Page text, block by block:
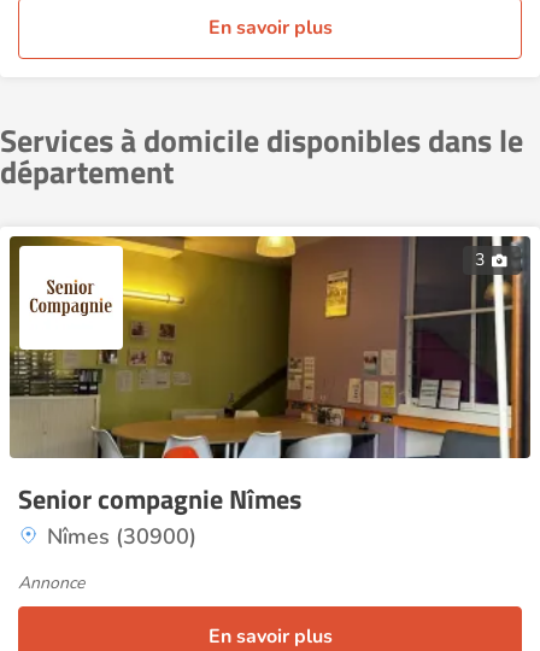
En savoir plus
Services à domicile disponibles dans le
département
3
Senior compagnie Nîmes
Nîmes (30900)
Annonce
En savoir plus